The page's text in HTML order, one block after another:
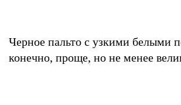
Черное пальто с узкими белыми
конечно, проще, но не менее